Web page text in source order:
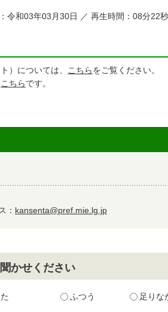
令和03年03月30日 ／ 再生時間：08分22秒
）については、 こちらをご覧ください。
こちらです。
： kansenta@pref.mie.lg.jp
かせください
ふつう 足りな